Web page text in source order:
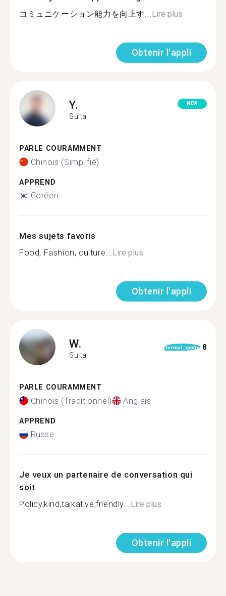
コミュニケーション能力を向上す...Lire plus
Obtenir l'appli
Y.
Suita
NEW
PARLE COURAMMENT
Chinois (Simplifié)
APPREND
Coréen
Mes sujets favoris
Food, Fashion, culture...Lire plus
Obtenir l'appli
W.
Suita
format_quote 8
PARLE COURAMMENT
Chinois (Traditionnel) Anglais
APPREND
Russe
Je veux un partenaire de conversation qui
soit
Policy,kind,talkative,friendly...Lire plus
Obtenir l'appli